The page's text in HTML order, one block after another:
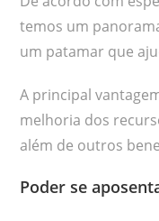
temos um
um patamar que
A principal
melhoria dos
além de outros
Poder se